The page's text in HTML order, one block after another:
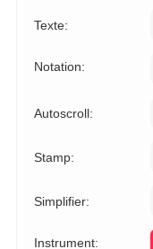
Texte:
Notation:
Autoscroll:
Stamp:
Simplifier:
Instrument: